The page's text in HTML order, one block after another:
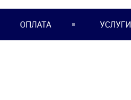
ОПЛАТА УСЛУГИ